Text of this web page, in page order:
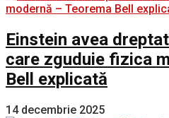
Einstein avea
care zguduie fizica
Bell explicată
14 decembrie 2025